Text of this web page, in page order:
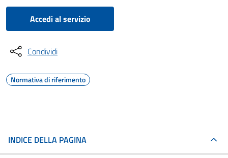
Accedi al servizio
Condividi
Normativa di riferimento
INDICE DELLA PAGINA